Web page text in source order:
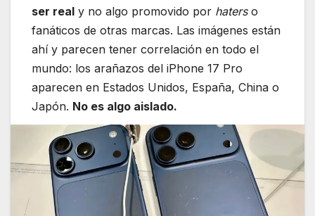
ser real y no algo promovido por haterso
fanáticos de otras marcas. Las imágenes están
ahí y parecen tener correlación en todo el
mundo: los arañazos del iPhone 17 Pro
aparecen en Estados Unidos, España, China o
Japón. No es algo aislado.